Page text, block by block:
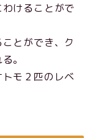
けることがで
とができ、ク
。
モ２匹のレベ